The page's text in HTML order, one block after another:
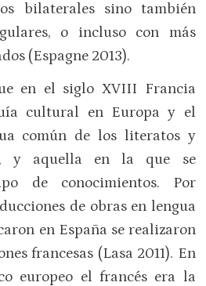
bilaterales sino también
o incluso con más
(Espagne 2013).
en el siglo XVIII Francia
cultural en Europa y el
común de los literatos y
y aquella en la que se
de conocimientos. Por
de obras en lengua
en España se realizaron
francesas (Lasa 2011). En
europeo el francés era la